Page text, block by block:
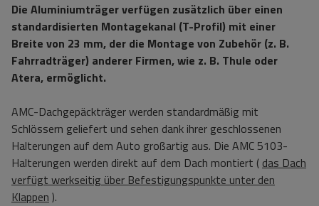
Die Aluminiumträger verfügen zusätzlich über einen
standardisierten Montagekanal (T-Profil) mit einer
Breite von 23 mm, der die Montage von Zubehör (z. B.
Fahrradträger) anderer Firmen, wie z. B. Thule oder
Atera, ermöglicht.
AMC-Dachgepäckträger werden standardmäßig mit
Schlössern geliefert und sehen dank ihrer geschlossenen
Halterungen auf dem Auto großartig aus. Die AMC 5103-
Halterungen werden direkt auf dem Dach montiert ( das Dach
verfügt werkseitig über Befestigungspunkte unter den
Klappen ).